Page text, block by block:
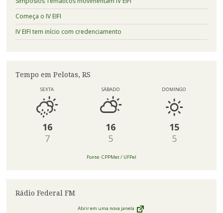
Começa o IV EIFI
IV EIFI tem início com credenciamento
Tempo em Pelotas, RS
SEXTA
16
7
SÁBADO
16
5
DOMINGO
15
5
Fonte: CPPMet / UFPel
Rádio Federal FM
Abrir em uma nova janela